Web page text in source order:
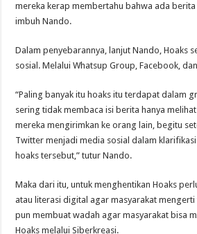
mereka kerap membertahu bahwa ada berita
imbuh Nando.
Dalam penyebarannya, lanjut Nando, Hoaks
sosial. Melalui Whatsup Group, Facebook,
“Paling banyak itu hoaks itu terdapat dalam
sering tidak membaca isi berita hanya
mereka mengirimkan ke orang lain, begitu
Twitter menjadi media sosial dalam
hoaks tersebut,” tutur Nando.
Maka dari itu, untuk menghentikan Hoaks
atau literasi digital agar masyarakat
pun membuat wadah agar masyarakat bisa
Hoaks melalui Siberkreasi.